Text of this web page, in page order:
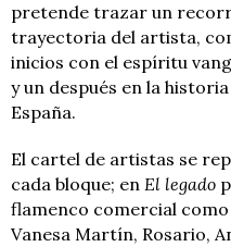
pretende trazar un
trayectoria del artista,
inicios con el espíritu
y un después en la
España.
El cartel de artistas se
cada bloque; en El legado
flamenco comercial como
Vanesa Martín, Rosario,